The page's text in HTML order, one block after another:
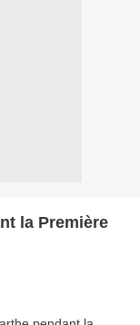
la Première